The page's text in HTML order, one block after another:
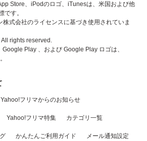
Store、iPodのロゴ、iTunesは、米国および他
です。
株式会社のライセンスに基づき使用されていま
All rights reserved.
Play 、および Google Play ロゴは、
Yahoo!フリマからのお知らせ
Yahoo!フリマ特集 カテゴリ一覧
かんたんご利用ガイド メール通知設定